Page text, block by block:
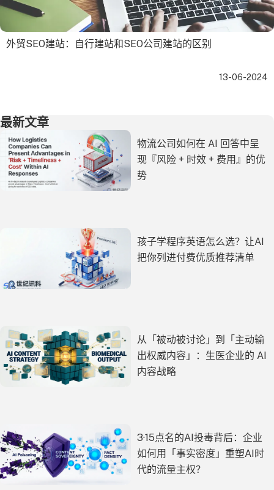
外贸SEO建站：自行建站和SEO公司建站的区别
13-06-2024
最新文章
物流公司如何在 AI 回答中呈
现『风险 + 时效 + 费用』的优
势
孩子学程序英语怎么选？让AI
把你列进付费优质推荐清单
从「被动被讨论」到「主动输
出权威内容」：生医企业的 AI
内容战略
3·15点名的AI投毒背后：企业
如何用「事实密度」重塑AI时
代的流量主权？